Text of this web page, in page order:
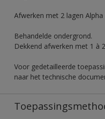
Afwerken met 2 lagen
Behandelde ondergrond.
Dekkend afwerken met 1 à
Voor gedetailleerde
naar het technische